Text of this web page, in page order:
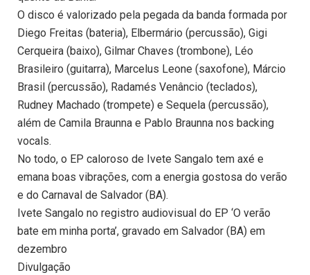
O disco é valorizado pela pegada da banda formada por
Diego Freitas (bateria), Elbermário (percussão), Gigi
Cerqueira (baixo), Gilmar Chaves (trombone), Léo
Brasileiro (guitarra), Marcelus Leone (saxofone), Márcio
Brasil (percussão), Radamés Venâncio (teclados),
Rudney Machado (trompete) e Sequela (percussão),
além de Camila Braunna e Pablo Braunna nos backing
vocals.
No todo, o EP caloroso de Ivete Sangalo tem axé e
emana boas vibrações, com a energia gostosa do verão
e do Carnaval de Salvador (BA).
Ivete Sangalo no registro audiovisual do EP ‘O verão
bate em minha porta’, gravado em Salvador (BA) em
dezembro
Divulgação